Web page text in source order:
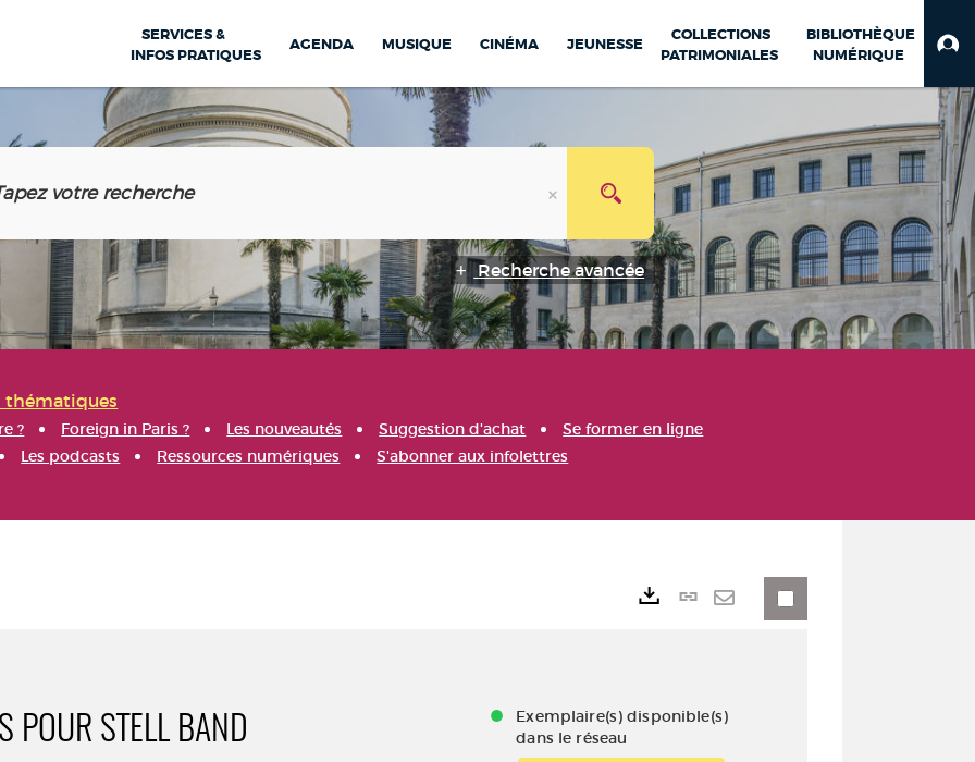
SERVICES &
INFOS PRATIQUES
AGENDA MUSIQUE CINÉMA JEUNESSE
COLLECTIONS
PATRIMONIALES
BIBLIOTHÈQUE
NUMÉRIQUE
Recherche avancée
thématiques
? Foreign in Paris ? Les nouveautés Suggestion d'achat
Se former en ligne
Les podcasts Ressources numériques S'abonner aux infolettres
POUR STELL BAND
Lien
fenêtre)
mail
Exemplaire(s) disponible(s)
dans le réseau